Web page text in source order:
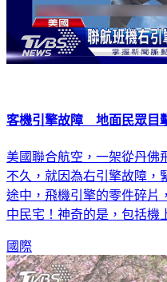
客機引擎故障 地面民眾目
美國聯合航空，一架從丹佛
不久，就因為右引擎故障，
途中，飛機引擎的零件碎片
中民宅！神奇的是，包括機
國際